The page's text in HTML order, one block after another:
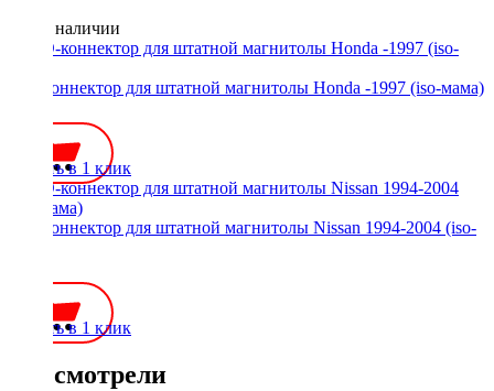
Нет в наличии
ISO-коннектор для штатной магнитолы Honda -1997 (iso-мама)
Купить в 1 клик
ISO-коннектор для штатной магнитолы Nissan 1994-2004 (iso-
Купить в 1 клик
Вы смотрели